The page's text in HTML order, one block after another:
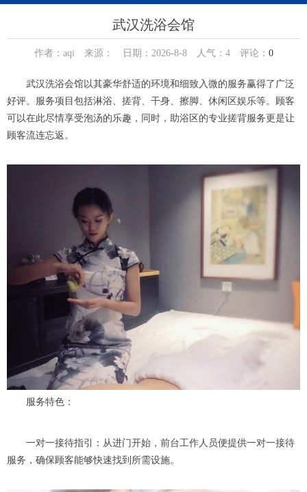
武汉洗浴会馆
作者：aqi 来源： 日期：2026-8-8 人气： 4评论： 0
武汉洗浴会馆以其豪华舒适的环境和细致入微的服务赢得了广泛
好评。服务项目包括淋浴、搓背、干身、擦脚、休闲区娱乐等。顾客
可以在此尽情享受泡汤的乐趣，同时，助浴区的专业搓背服务更是让
顾客流连忘返。
服务特色：
一对一接待指引：从进门开始，前台工作人员便提供一对一接待
服务，确保顾客能够快速找到所需设施。